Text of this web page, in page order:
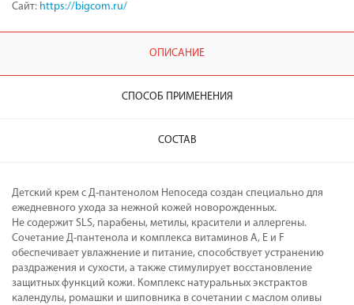
Сайт: https://bigcom.ru/
ОПИСАНИЕ
СПОСОБ ПРИМЕНЕНИЯ
СОСТАВ
Детский крем с Д-пантенолом Непоседа создан специально для
ежедневного ухода за нежной кожей новорожденных.
Не содержит SLS, парабены, метилы, красители и аллергены.
Сочетание Д-пантенола и комплекса витаминов А, Е и F
обеспечивает увлажнение и питание, способствует устранению
раздражения и сухости, а также стимулирует восстановление
защитных функций кожи. Комплекс натуральных экстрактов
календулы, ромашки и шиповника в сочетании с маслом оливы